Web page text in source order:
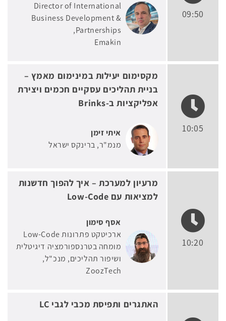
09:50
Director of International
Business Development &
Partnerships
Emakin
10:05
מקסימום יעילות במינימום מאמץ –
בניית תהליכים עסקיים חכמים ויצירת
אפליקציות ב-Brinks
איתי זימן
מנמ"ר ברינקס ישראל
10:20
מרעיון למערכת – איך להפוך חדשנות
למציאות עם Low-Code
אסף סימון
ארכיטקט פתרונות Low-Code
מומחה בטרנספורמציה דיגיטלית
ושיפור תהליכים, מנכ"ל
ZoozTech
האתגרים ותפיסת מכבי לגבי LC